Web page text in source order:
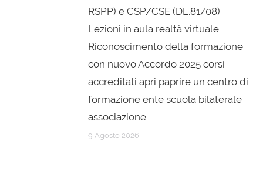
RSPP) e CSP/CSE (DL.81/08)
Lezioni in aula realtà virtuale
Riconoscimento della formazione
con nuovo Accordo 2025 corsi
accreditati apri paprire un centro di
formazione ente scuola bilaterale
associazione
9 Agosto 2026